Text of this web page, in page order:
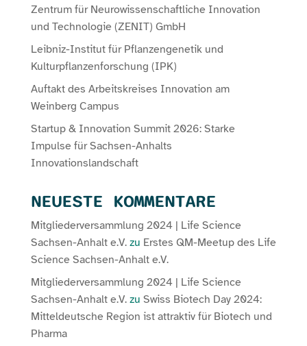
Zentrum für Neurowissenschaftliche Innovation
und Technologie (ZENIT) GmbH
Leibniz-Institut für Pflanzengenetik und
Kulturpflanzenforschung (IPK)
Auftakt des Arbeitskreises Innovation am
Weinberg Campus
Startup & Innovation Summit 2026: Starke
Impulse für Sachsen-Anhalts
Innovationslandschaft
NEUESTE KOMMENTARE
Mitgliederversammlung 2024 | Life Science
Sachsen-Anhalt e.V.zu Erstes QM-Meetup des Life
Science Sachsen-Anhalt e.V.
Mitgliederversammlung 2024 | Life Science
Sachsen-Anhalt e.V.zu Swiss Biotech Day 2024:
Mitteldeutsche Region ist attraktiv für Biotech und
Pharma